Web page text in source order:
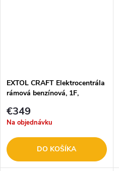
EXTOL CRAFT Elektrocentrála
rámová benzínová, 1F,
€349
Na objednávku
DO KOŠÍKA